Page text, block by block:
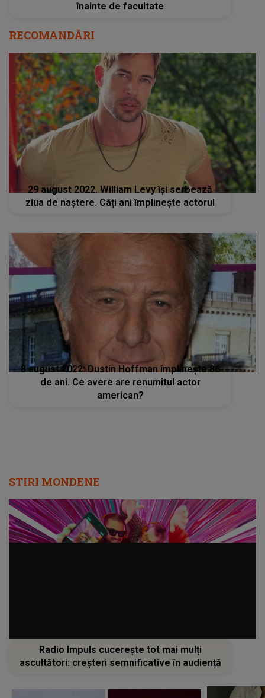
înainte de facultate
RECOMANDĂRI
29 august 2022. William Levy își serbează
ziua de naștere. Câți ani împlinește actorul
8 august 2022: Dustin Hoffman împlinește 86
de ani. Ce avere are renumitul actor
american?
STIRI MONDENE
Radio Impuls cucerește tot mai mulți
ascultători: creșteri semnificative în audiență